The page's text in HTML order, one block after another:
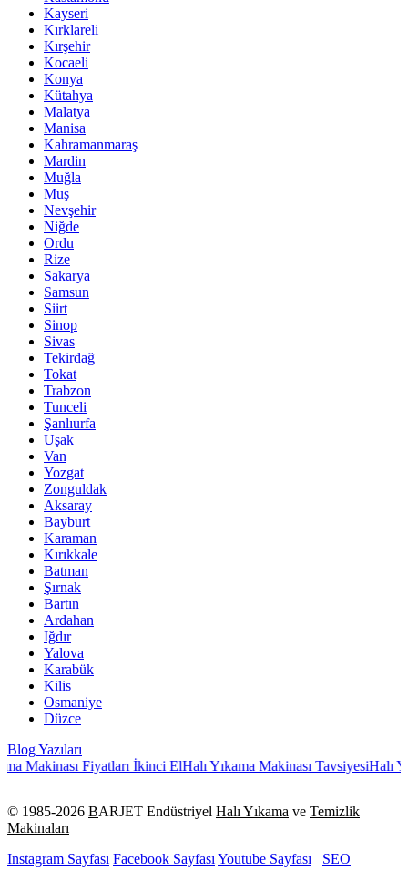
Kayseri
Kırklareli
Kırşehir
Kocaeli
Konya
Kütahya
Malatya
Manisa
Kahramanmaraş
Mardin
Muğla
Muş
Nevşehir
Niğde
Ordu
Rize
Sakarya
Samsun
Siirt
Sinop
Sivas
Tekirdağ
Tokat
Trabzon
Tunceli
Şanlıurfa
Uşak
Van
Yozgat
Zonguldak
Aksaray
Bayburt
Karaman
Kırıkkale
Batman
Şırnak
Bartın
Ardahan
Iğdır
Yalova
Karabük
Kilis
Osmaniye
Düzce
Blog Yazıları
Fiyatları İkinci ElHalı Yıkama Makinası Tavsiyesi Halı Yıkama
© 1985-2026 BARJET Endüstriyel Halı Yıkama ve Temizlik
Makinaları
Instagram Sayfası Facebook Sayfası Youtube Sayfası SEO